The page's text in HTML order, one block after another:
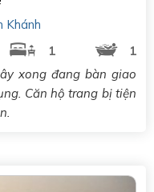
Khánh
1
1
xong đang bàn giao
Căn hộ trang bị tiện